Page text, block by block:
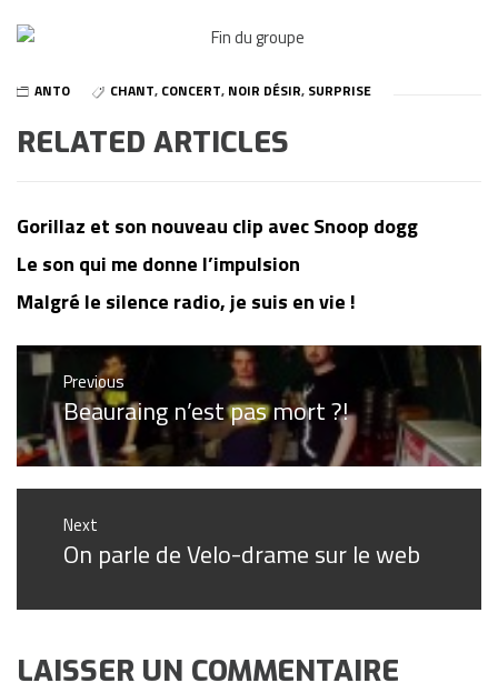
ANTO CHANT, CONCERT, NOIR DÉSIR, SURPRISE
RELATED ARTICLES
Gorillaz et son nouveau clip avec Snoop dogg
Le son qui me donne l’impulsion
Malgré le silence radio, je suis en vie !
Navigation
de
l’article
Previous
Previous
post:
Beauraing n’est pas mort ?!
Next
Next
On parle de Velo-drame sur le web
LAISSER UN COMMENTAIRE